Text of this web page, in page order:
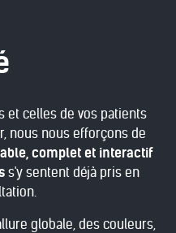
et celles de vos patients
nous nous efforçons de
complet et interactif
s'y sentent déjà pris en
globale, des couleurs,